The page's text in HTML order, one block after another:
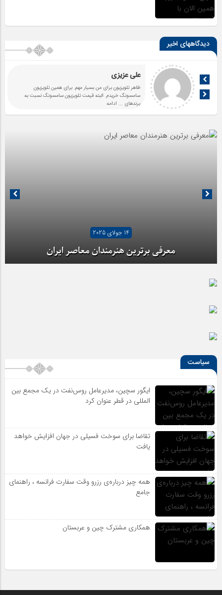
دیدگاههای اخیر
علی عزیزی
ظاهر تلویزیون برای من بسیار مهم. برای همین تلویزیون
سامسونگ خریدم. البته قیمت تلویزیون سامسونگ نسبت به
برندهای ... ادامه
14 جولای 2025
معرفی برترین هنرمندان معاصر ایران
سیاست
ایگور سچین، مدیرعامل روس‌نفت در یک مجمع بین
المللی در قطر عنوان کرد
تقاضا برای سوخت فسیلی در جهان افزایش خواهد
یافت
همه چیز درباره‌ی رزرو وقت سفارت فرانسه ، راهنمای
جامع
همکاری مشترک چین و عربستان